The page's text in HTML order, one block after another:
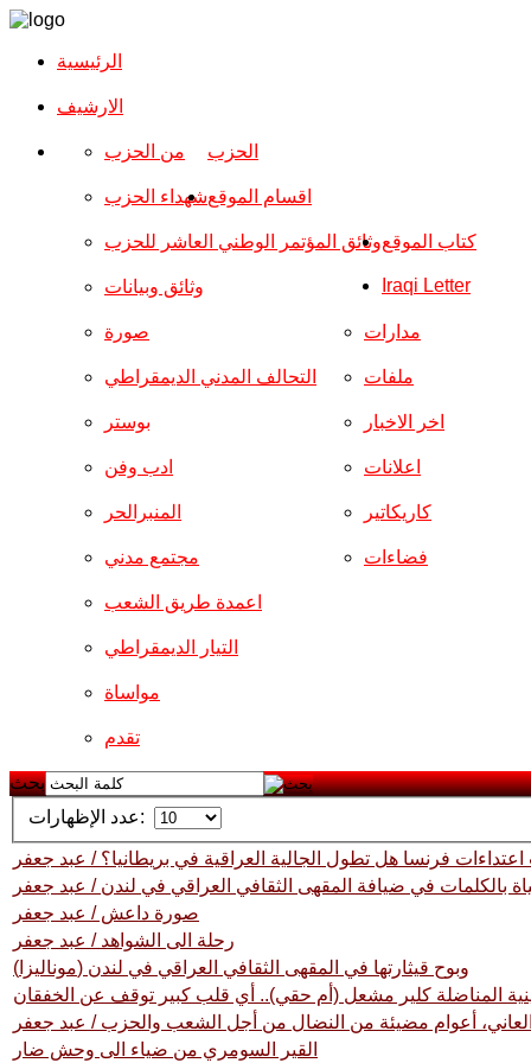
الرئيسية
الارشیف
الحزب من الحزب
شهداء الحزب
وثائق المؤتمر الوطني العاشر للحزب
وثائق وبيانات
اقسام الموقع
صورة
التحالف المدني الديمقراطي
بوستر
ادب وفن
المنبرالحر
مجتمع مدني
مدارات
ملفات
اخر الاخبار
اعلانات
كاريكاتير
فضاءات
اعمدة طريق الشعب
التيار الديمقراطي
مواساة
تقدم
كتاب الموقع
Iraqi Letter
بحث
عدد الإظهارات:
اعتداءات فرنسا هل تطول الجالية العراقية في بريطانيا؟ / عبد جعفر
بالكلمات في ضيافة المقهى الثقافي العراقي في لندن / عبد جعفر
صورة داعش / عبد جعفر
رحلة الى الشواهد / عبد جعفر
(موناليزا) وبوح قيثارتها في المقهى الثقافي العراقي في لندن
المناضلة كلير مشعل (أم حقي).. أي قلب كبير توقف عن الخفقان
أعوام مضيئة من النضال من أجل الشعب والحزب / عبد جعفر
القير السومري من ضياء الى وحش ضار